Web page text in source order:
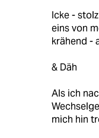
Icke -
eins von
krähend -
& Däh
Als ich
mich hin